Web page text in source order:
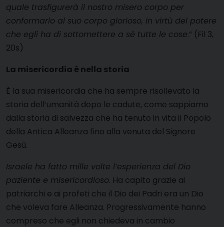
quale trasfigurerà il nostro misero corpo per
conformarlo al suo corpo glorioso, in virtù del potere
che egli ha di sottomettere a sé tutte le cose.” (Fil 3,
20s)
La misericordia è nella storia
È la sua misericordia che ha sempre risollevato la
storia dell’umanità dopo le cadute, come sappiamo
dalla storia di salvezza che ha tenuto in vita il Popolo
della Antica Alleanza fino alla venuta del Signore
Gesù.
Israele ha fatto mille volte l’esperienza del Dio
paziente e misericordioso. Ha capito grazie ai
patriarchi e ai profeti che il Dio dei Padri era un Dio
che voleva fare Alleanza. Progressivamente hanno
compreso che egli non chiedeva in cambio